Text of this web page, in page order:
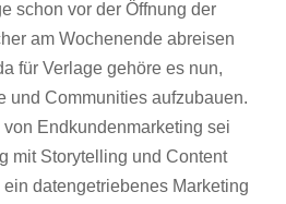
schon vor der Öffnung der
am Wochenende abreisen
für Verlage gehöre es nun,
und Communities aufzubauen.
Endkundenmarketing sei
mit Storytelling und Content
datengetriebenes Marketing